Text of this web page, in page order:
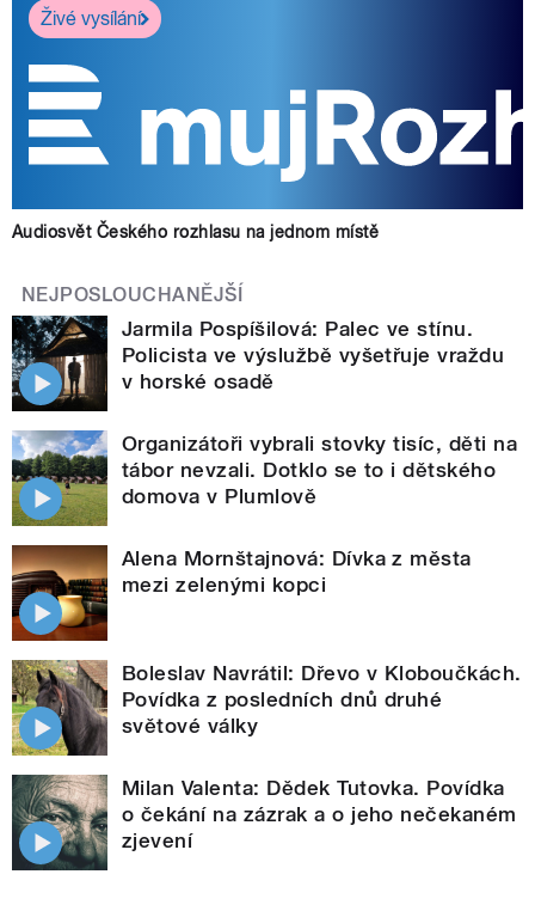
Živé vysílání
Audiosvět Českého rozhlasu na jednom místě
NEJPOSLOUCHANĚJŠÍ
Jarmila Pospíšilová: Palec ve stínu.
Policista ve výslužbě vyšetřuje vraždu
v horské osadě
Organizátoři vybrali stovky tisíc, děti na
tábor nevzali. Dotklo se to i dětského
domova v Plumlově
Alena Mornštajnová: Dívka z města
mezi zelenými kopci
Boleslav Navrátil: Dřevo v Kloboučkách.
Povídka z posledních dnů druhé
světové války
Milan Valenta: Dědek Tutovka. Povídka
o čekání na zázrak a o jeho nečekaném
zjevení